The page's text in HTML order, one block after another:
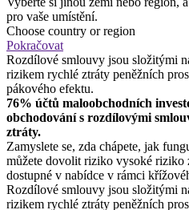
pro vaše umístění.
Choose country or region
Pokračovat
Rozdílové smlouvy jsou složitými
rizikem rychlé ztráty peněžních
pákového efektu.
76% účtů maloobchodních
obchodování s rozdílovými
ztráty.
Zamyslete se, zda chápete, jak
můžete dovolit riziko vysoké riziko
dostupné v nabídce v rámci
Rozdílové smlouvy jsou složitými
rizikem rychlé ztráty peněžních